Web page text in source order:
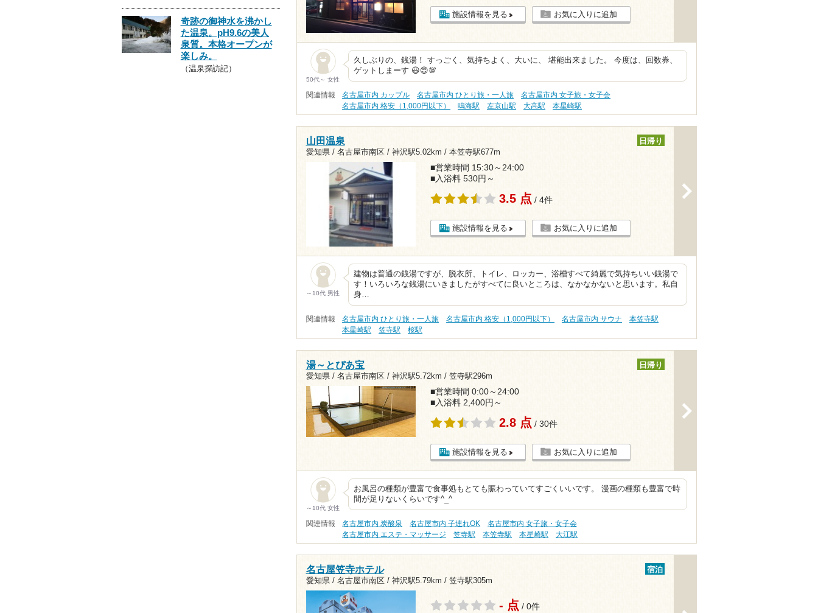
施設情報を見る お気に入りに追加
50代～ 女性
久しぶりの、銭湯！ すっごく、気持ちよく、大いに、 堪能出来ました。 今度は、回数券、
ゲットしまーす 😃😍💯
関連情報 名古屋市内 カップル 名古屋市内 ひとり旅・一人旅
名古屋市内 女子旅・女子会
名古屋市内 格安（1,000円以下）
鳴海駅 左京山駅 大高駅 本星崎駅
山田温泉
愛知県 / 名古屋市南区 / 神沢駅5.02km / 本笠寺駅677m
日帰り
■営業時間 15:30～24:00
■入浴料 530円～
3.5 点 / 4件
施設情報を見る お気に入りに追加
～10代 男性
建物は普通の銭湯ですが、脱衣所、トイレ、ロッカー、浴槽すべて綺麗で気持ちいい銭湯で
す！いろいろな銭湯にいきましたがすべてに良いところは、なかなかないと思います。私自
身…
関連情報 名古屋市内 ひとり旅・一人旅 名古屋市内 格安（1,000円以下） 名古屋市内 サウナ
本笠寺駅
本星崎駅
笠寺駅 桜駅
湯～とぴあ宝
愛知県 / 名古屋市南区 / 神沢駅5.72km / 笠寺駅296m
日帰り
■営業時間 0:00～24:00
■入浴料 2,400円～
2.8 点 / 30件
施設情報を見る お気に入りに追加
～10代 女性
お風呂の種類が豊富で食事処もとても賑わっていてすごくいいです。 漫画の種類も豊富で時
間が足りないくらいです^_^
関連情報 名古屋市内 炭酸泉 名古屋市内 子連れOK
名古屋市内 女子旅・女子会
名古屋市内 エステ・マッサージ
笠寺駅 本笠寺駅 本星崎駅 大江駅
名古屋笠寺ホテル
愛知県 / 名古屋市南区 / 神沢駅5.79km / 笠寺駅305m
宿泊
- 点 / 0件
奇跡の御神水を沸かし
た温泉。pH9.6の美人
泉質。本格オープンが
楽しみ。
（温泉探訪記）